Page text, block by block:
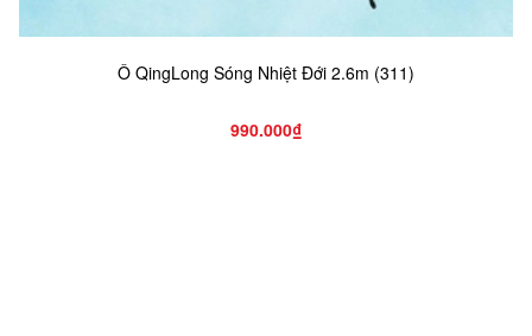
Ô QingLong Sóng Nhiệt Đới 2.6m (311)
990.000₫